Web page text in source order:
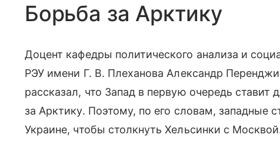
Борьба за Арктику
Доцент кафедры политического анализа и
РЭУ имени Г. В. Плеханова Александр
рассказал, что Запад в первую очередь ставит
за Арктику. Поэтому, по его словам, западные
Украине, чтобы столкнуть Хельсинки с